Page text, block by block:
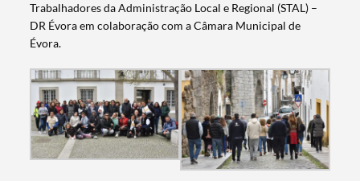
Trabalhadores da Administração Local e Regional (STAL) –
DR Évora em colaboração com a Câmara Municipal de
Évora.